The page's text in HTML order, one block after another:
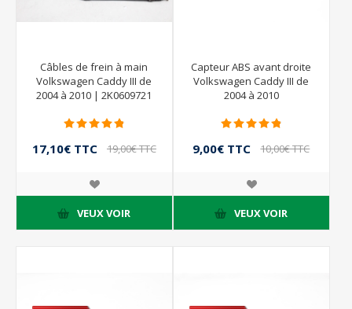
Câbles de frein à main
Volkswagen Caddy III de
2004 à 2010 | 2K0609721
17,10€ TTC 19,00€ TTC
VEUX VOIR
Capteur ABS avant droite
Volkswagen Caddy III de
2004 à 2010
9,00€ TTC 10,00€ TTC
VEUX VOIR